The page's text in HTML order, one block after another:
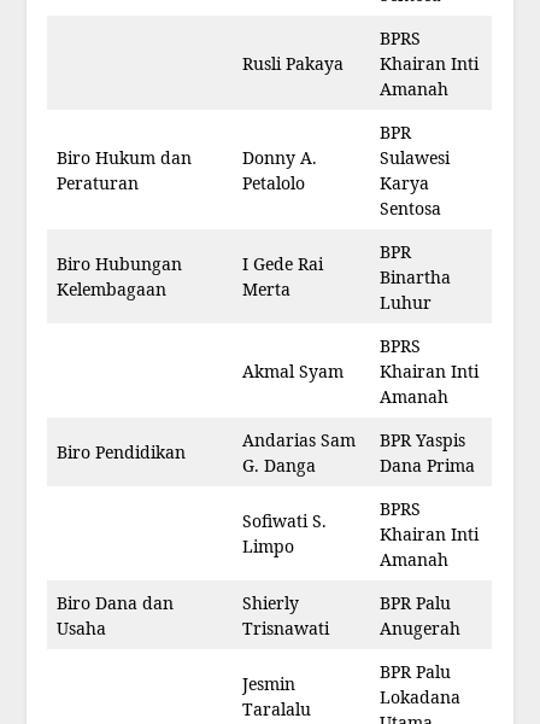
Rusli Pakaya
BPRS
Khairan Inti
Amanah
Biro Hukum dan
Peraturan
Donny A.
Petalolo
BPR
Sulawesi
Karya
Sentosa
Biro Hubungan
Kelembagaan
I Gede Rai
Merta
BPR
Binartha
Luhur
Akmal Syam
BPRS
Khairan Inti
Amanah
Biro Pendidikan
Andarias Sam
G. Danga
BPR Yaspis
Dana Prima
Sofiwati S.
Limpo
BPRS
Khairan Inti
Amanah
Biro Dana dan
Usaha
Shierly
Trisnawati
BPR Palu
Anugerah
Jesmin
Taralalu
BPR Palu
Lokadana